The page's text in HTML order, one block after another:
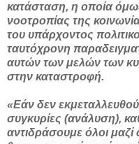
κατάσταση, η οποία
νοοτροπίας της
του υπάρχοντος
ταυτόχρονη
αυτών των μελών των
στην καταστροφή.
«Εάν δεν
συγκυρίες (ανάλυση),
αντιδράσουμε όλοι